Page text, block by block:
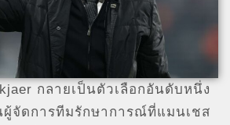
กลายเป็นตัวเลือกอันดับหนึ่ง
ผู้จัดการทีมรักษาการณ์ที่แมนเชส